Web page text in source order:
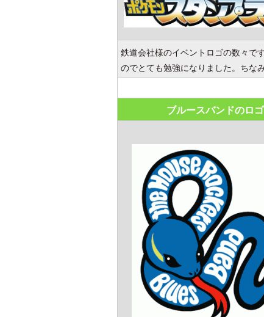
鉄道会社様のイベントロゴの数々で
のでとても勉強になりました。ちな
ブルースバンドのロゴ